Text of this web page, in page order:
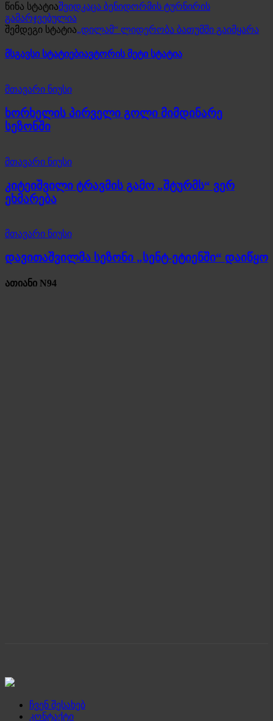
წინა სტატიაშვიდკაცა ბენიდორმის ტურნირის
გამარჯვებულია
შემდეგი სტატია„დილამ“ ლიდერობა ბათუმში გაიმყარა
მსგავსი სტატიებიავტორის მეტი სტატია
მთავარი ნიუსი
ხორხელის პირველი გოლი მიმდინარე
სეზონში
მთავარი ნიუსი
კიტეიშვილი ტრავმის გამო „შტურმს“ ვერ
ეხმარება
მთავარი ნიუსი
დავითაშვილმა სეზონი „სენტ-ეტიენში“ დაიწყო
ათიანი N94
ჩვენ შესახებ
კონტაქტი